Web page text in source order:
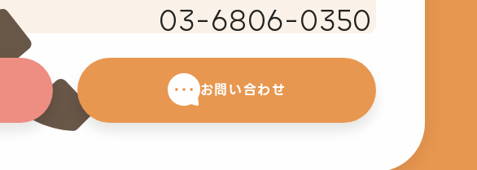
03-6806-0350
お問い合わせ